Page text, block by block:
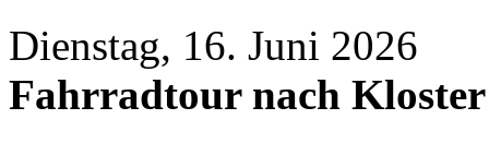
Dienstag, 16. Juni 2026
Fahrradtour nach